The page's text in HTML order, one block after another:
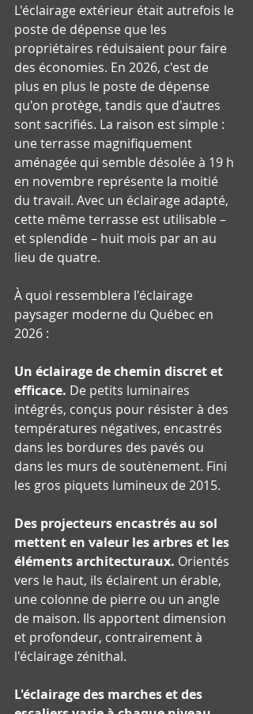
L'éclairage extérieur était autrefois le
poste de dépense que les
propriétaires réduisaient pour faire
des économies. En 2026, c'est de
plus en plus le poste de dépense
qu'on protège, tandis que d'autres
sont sacrifiés. La raison est simple :
une terrasse magnifiquement
aménagée qui semble désolée à 19 h
en novembre représente la moitié
du travail. Avec un éclairage adapté,
cette même terrasse est utilisable –
et splendide – huit mois par an au
lieu de quatre.
À quoi ressemblera l'éclairage
paysager moderne du Québec en
2026 :
Un éclairage de chemin discret et
efficace. De petits luminaires
intégrés, conçus pour résister à des
températures négatives, encastrés
dans les bordures des pavés ou
dans les murs de soutènement. Fini
les gros piquets lumineux de 2015.
Des projecteurs encastrés au sol
mettent en valeur les arbres et les
éléments architecturaux. Orientés
vers le haut, ils éclairent un érable,
une colonne de pierre ou un angle
de maison. Ils apportent dimension
et profondeur, contrairement à
l'éclairage zénithal.
L'éclairage des marches et des